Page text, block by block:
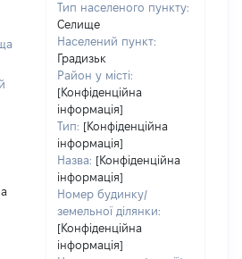
Тип населеного пункту:
Селище
Населений пункт:
Градизьк
Район у місті:
[Конфіденційна
інформація]
Тип: [Конфіденційна
інформація]
Назва: [Конфіденційна
інформація]
Номер будинку/
земельної ділянки:
[Конфіденційна
інформація]